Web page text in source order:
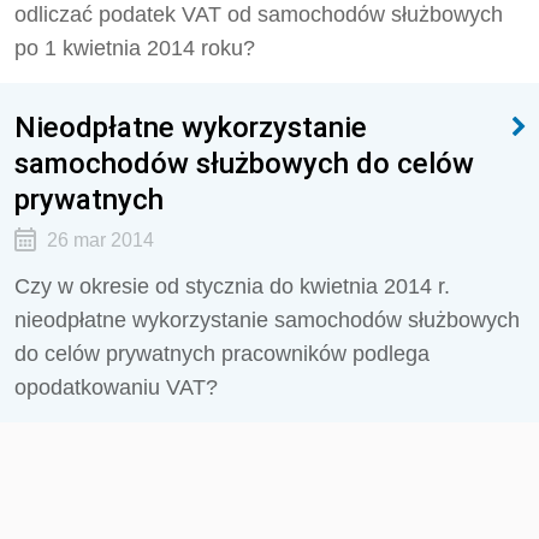
odliczać podatek VAT od samochodów służbowych
po 1 kwietnia 2014 roku?
Nieodpłatne wykorzystanie
samochodów służbowych do celów
prywatnych
26 mar 2014
Czy w okresie od stycznia do kwietnia 2014 r.
nieodpłatne wykorzystanie samochodów służbowych
do celów prywatnych pracowników podlega
opodatkowaniu VAT?